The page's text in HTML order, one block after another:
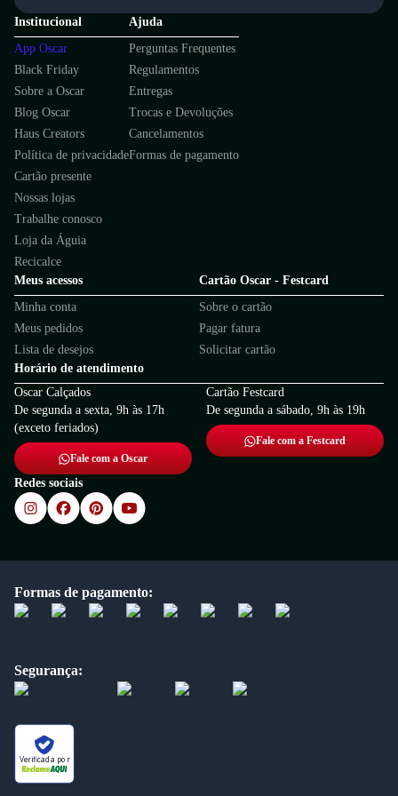
Institucional
App Oscar
Black Friday
Sobre a Oscar
Blog Oscar
Haus Creators
Política de privacidade
Cartão presente
Nossas lojas
Trabalhe conosco
Loja da Águia
Recicalce
Ajuda
Perguntas Frequentes
Regulamentos
Entregas
Trocas e Devoluções
Cancelamentos
Formas de pagamento
Meus acessos
Minha conta
Meus pedidos
Lista de desejos
Cartão Oscar - Festcard
Sobre o cartão
Pagar fatura
Solicitar cartão
Horário de atendimento
Oscar Calçados
De segunda a sexta, 9h às 17h
(exceto feriados)
Fale com a Oscar
Cartão Festcard
De segunda a sábado, 9h às 19h
Fale com a Festcard
Redes sociais
Formas de pagamento:
Segurança:
Verificada por